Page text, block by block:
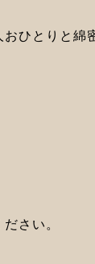
ひとりと綿
さい。